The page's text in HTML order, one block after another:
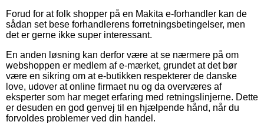
Forud for at folk shopper på en Makita e-forhandler kan de
sådan set bese forhandlerens forretningsbetingelser, men
det er gerne ikke super interessant.
En anden løsning kan derfor være at se nærmere på om
webshoppen er medlem af e-mærket, grundet at det bør
være en sikring om at e-butikken respekterer de danske
love, udover at online firmaet nu og da overværes af
eksperter som har meget erfaring med retningslinjerne. Dette
er desuden en god genvej til en hjælpende hånd, når du
forvoldes problemer ved din handel.